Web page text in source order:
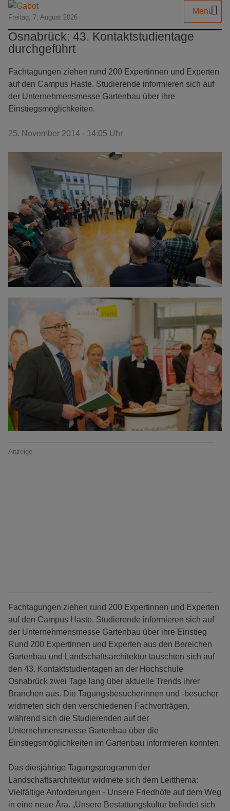
Freitag, 7. August 2026
Menu
Osnabrück: 43. Kontaktstudientage
durchgeführt
Fachtagungen ziehen rund 200 Expertinnen und Experten
auf den Campus Haste. Studierende informieren sich auf
der Unternehmensmesse Gartenbau über ihre
Einstiegsmöglichkeiten.
25. November 2014 - 14:05 Uhr
Anzeige
Fachtagungen ziehen rund 200 Expertinnen und Experten
auf den Campus Haste. Studierende informieren sich auf
der Unternehmensmesse Gartenbau über ihre Einstieg
Rund 200 Expertinnen und Experten aus den Bereichen
Gartenbau und Landschaftsarchitektur tauschten sich auf
den 43. Kontaktstudientagen an der Hochschule
Osnabrück zwei Tage lang über aktuelle Trends ihrer
Branchen aus. Die Tagungsbesucherinnen und -besucher
widmeten sich den verschiedenen Fachvorträgen,
während sich die Studierenden auf der
Unternehmensmesse Gartenbau über die
Einstiegsmöglichkeiten im Gartenbau informieren konnten.
Das diesjährige Tagungsprogramm der
Landschaftsarchitektur widmete sich dem Leitthema:
Vielfältige Anforderungen - Unsere Friedhöfe auf dem Weg
in eine neue Ära. „Unsere Bestattungskultur befindet sich